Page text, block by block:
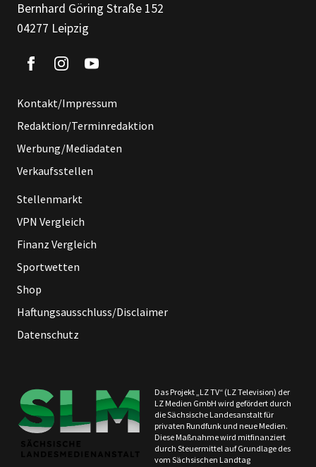
Bernhard Göring Straße 152
04277 Leipzig
Kontakt/Impressum
Redaktion/Terminredaktion
Werbung/Mediadaten
Verkaufsstellen
Stellenmarkt
VPN Vergleich
Finanz Vergleich
Sportwetten
Shop
Haftungsausschluss/Disclaimer
Datenschutz
Das Projekt „LZ TV“ (LZ Television) der
LZ Medien GmbH wird gefördert durch
die Sächsische Landesanstalt für
privaten Rundfunk und neue Medien.
Diese Maßnahme wird mitfinanziert
durch Steuermittel auf Grundlage des
vom Sächsischen Landtag